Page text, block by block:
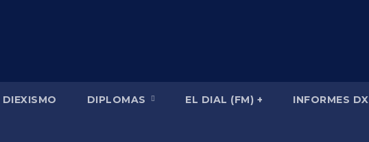
DIEXISMO DIPLOMAS EL DIAL (FM) + INFORMES DX